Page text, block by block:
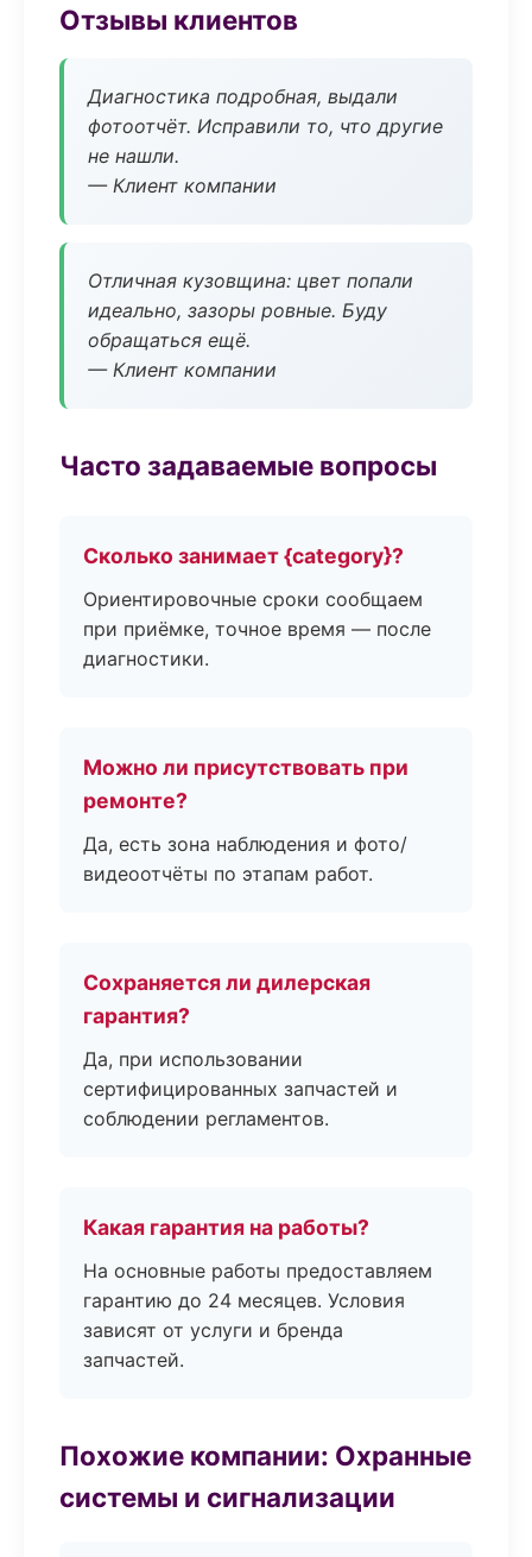
Отзывы клиентов
Диагностика подробная, выдали
фотоотчёт. Исправили то, что другие
не нашли.
— Клиент компании
Отличная кузовщина: цвет попали
идеально, зазоры ровные. Буду
обращаться ещё.
— Клиент компании
Часто задаваемые вопросы
Сколько занимает {category}?
Ориентировочные сроки сообщаем
при приёмке, точное время — после
диагностики.
Можно ли присутствовать при
ремонте?
Да, есть зона наблюдения и фото/
видеоотчёты по этапам работ.
Сохраняется ли дилерская
гарантия?
Да, при использовании
сертифицированных запчастей и
соблюдении регламентов.
Какая гарантия на работы?
На основные работы предоставляем
гарантию до 24 месяцев. Условия
зависят от услуги и бренда
запчастей.
Похожие компании: Охранные
системы и сигнализации